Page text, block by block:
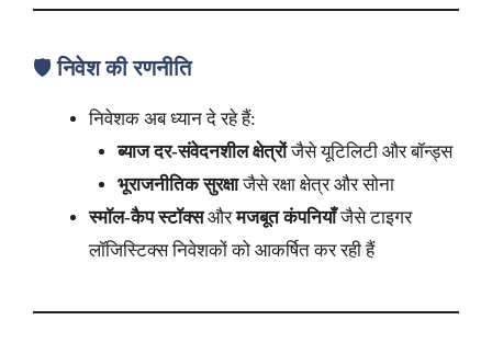
🛡️निवेश की रणनीति
निवेशक अब ध्यान दे रहे हैं:
ब्याज दर-संवेदनशील क्षेत्रोंजैसे यूटिलिटी और बॉन्ड्स
भूराजनीतिक सुरक्षाजैसे रक्षा क्षेत्र और सोना
स्मॉल-कैप स्टॉक्सऔरमजबूत कंपनियाँजैसे टाइगर
लॉजिस्टिक्स निवेशकों को आकर्षित कर रही हैं